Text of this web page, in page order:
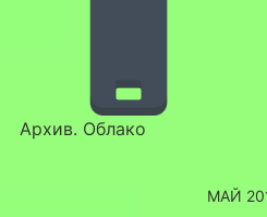
Архив. Облако
МАЙ